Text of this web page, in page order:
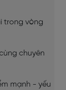
trong vòng
chuyên
mạnh - yếu